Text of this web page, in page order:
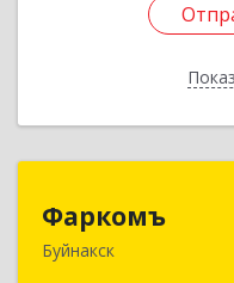
Фаркомъ
Буйнакск